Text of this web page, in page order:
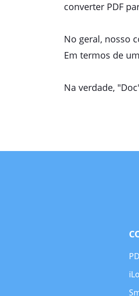
converter PDF
No geral, nosso
Em termos de
Na verdade,